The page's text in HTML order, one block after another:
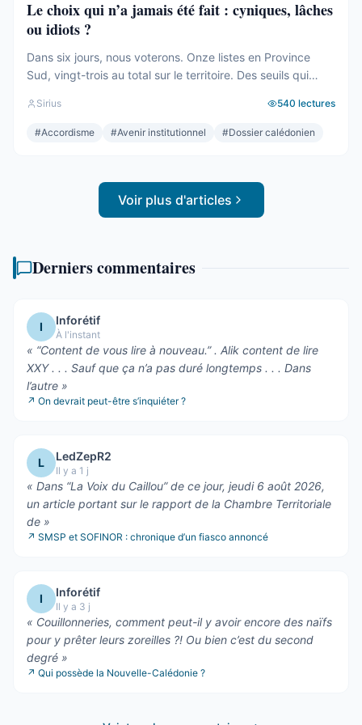
Le choix qui n’a jamais été fait : cyniques, lâches
ou idiots ?
Dans six jours, nous voterons. Onze listes en Province
Sud, vingt-trois au total sur le territoire. Des seuils qui
le soir même, dans les couloirs, loin des électeurs. Tout
cela compte. Tout cela a été décrit ici, semaine après
Sirius 540 lectures
#Accordisme #Avenir institutionnel #Dossier calédonien
Voir plus d'articles
Derniers commentaires
I Inforétif
À l'instant
« “Content de vous lire à nouveau.” . Alik content de lire
XXY . . . Sauf que ça n’a pas duré longtemps . . . Dans
l’autre »
↗ On devrait peut-être s’inquiéter ?
L LedZepR2
Il y a 1 j
« Dans “La Voix du Caillou” de ce jour, jeudi 6 août 2026,
un article portant sur le rapport de la Chambre Territoriale
de »
↗ SMSP et SOFINOR : chronique d’un fiasco annoncé
I Inforétif
Il y a 3 j
« Couillonneries, comment peut-il y avoir encore des naïfs
pour y prêter leurs zoreilles ?! Ou bien c’est du second
degré »
↗ Qui possède la Nouvelle-Calédonie ?